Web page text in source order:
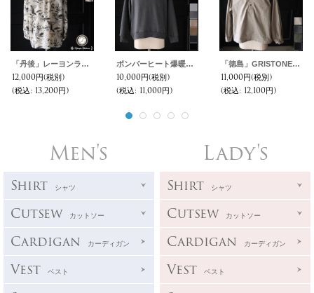
「丹後」レーヨンライク ピーチファイユ ネオン&リーフパターン レギュラーカラー 長袖シャツ【MADE IN JAPAN】『日本製』/ Upscape Audience
12,000円(税別)
(税込: 13,200円)
ボンバーヒート爆暖裏起毛 ガゼットクルーネック バルーンスウェット【MADE IN JAPAN】『日本製』 / Upscape Audience
10,000円(税別)
(税込: 11,000円)
「徳島」GRISTONE® (グリストーン) 綾ダンプ SLOTEX® (ソロテックス) スリーピング バルーン 長袖シャツ【MADE IN JAPAN】『日本製』/ Upscape Audience
11,000円(税別)
(税込: 12,100円)
Men's
Shirt シャツ
Cutsew カットソー
Cardigan カーディガン
Vest ベスト
Lady's
Shirt シャツ
Cutsew カットソー
Cardigan カーディガン
Vest ベスト